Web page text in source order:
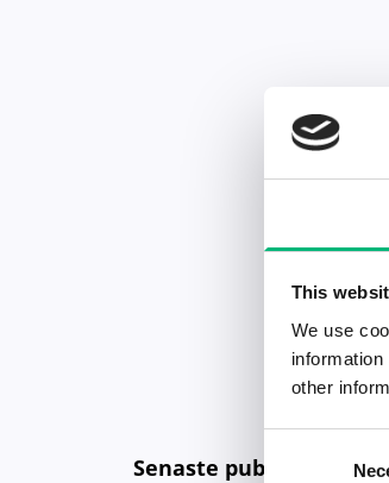
This
We use
other
Selection
Senaste